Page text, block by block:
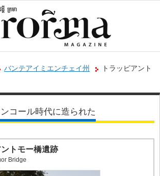
バンテアイミエンチェイ州
トラッピアント
コール時代に造られた
ントモー橋遺跡
Bridge